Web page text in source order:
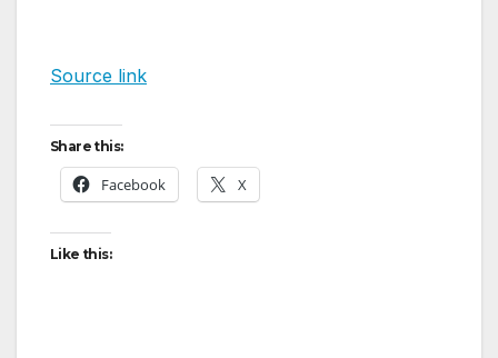
Source link
Share this:
Facebook X
Like this: